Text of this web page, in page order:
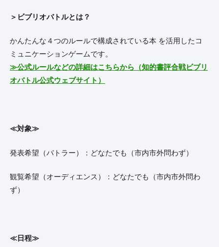
＞ビブリオバトルとは？
かんたんな４つのルールで構成されている本 を活用したコ
ミュニケーションゲームです。
≫公式ルールなどの詳細はこちらから（知的書評合戦ビブリ
オバトル公式ウェブサイト）
≪対象≫
発表希望（バトラー）：どなたでも（市内市外問わず）
観覧希望（オーディエンス）：どなたでも（市内市外問わ
ず）
≪日程≫